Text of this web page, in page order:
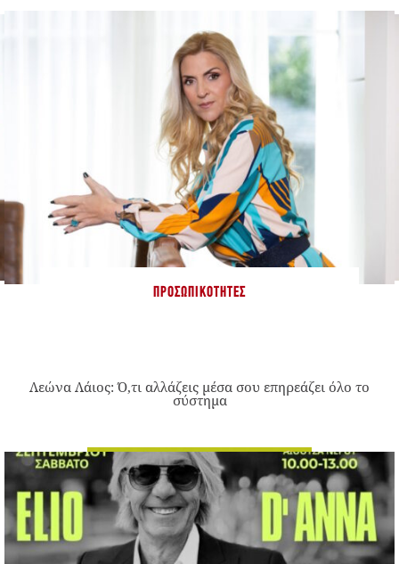
ΠΡΟΣΩΠΙΚΌΤΗΤΕΣ
Λεώνα Λάιος: Ό,τι αλλάζεις μέσα σου επηρεάζει όλο το
σύστημα